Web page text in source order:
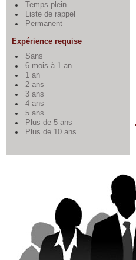
Temps plein
Liste de rappel
Permanent
Expérience requise
Sans
6 mois à 1 an
1 an
2 ans
3 ans
4 ans
5 ans
Plus de 5 ans
Plus de 10 ans